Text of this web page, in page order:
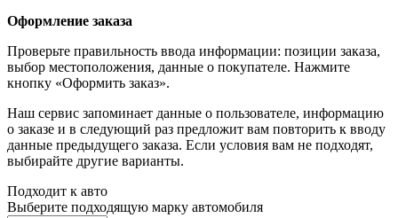
Оформление заказа
Проверьте правильность ввода информации: позиции заказа,
выбор местоположения, данные о покупателе. Нажмите
кнопку «Оформить заказ».
Наш сервис запоминает данные о пользователе, информацию
о заказе и в следующий раз предложит вам повторить к вводу
данные предыдущего заказа. Если условия вам не подходят,
выбирайте другие варианты.
Подходит к авто
Выберите подходящую марку автомобиля